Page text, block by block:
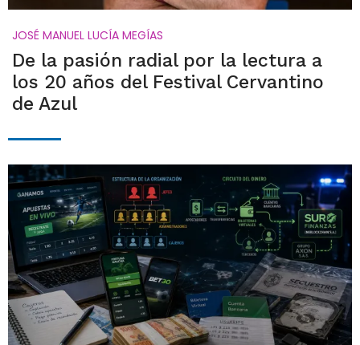
JOSÉ MANUEL LUCÍA MEGÍAS
De la pasión radial por la lectura a
los 20 años del Festival Cervantino
de Azul